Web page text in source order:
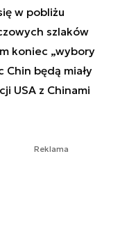
w pobliżu
szlaków
koniec „wybory
będą miały
USA z Chinami
Reklama